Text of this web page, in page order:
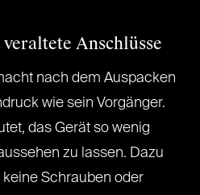
Anschlüsse
nach dem Auspacken
wie sein Vorgänger.
das Gerät so wenig
zu lassen. Dazu
Schrauben oder